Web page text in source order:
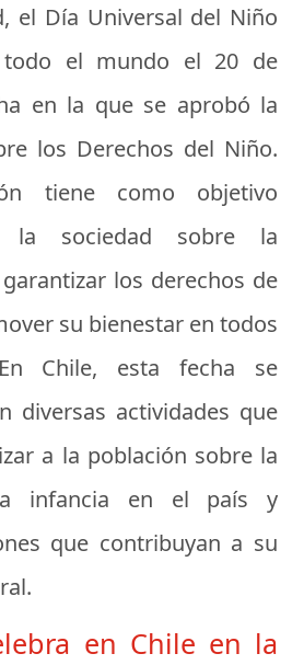
el Día Universal del Niño
el mundo el 20 de
en la que se aprobó la
los Derechos del Niño.
tiene como objetivo
la sociedad sobre la
los derechos de
su bienestar en todos
Chile, esta fecha se
diversas actividades que
a la población sobre la
infancia en el país y
que contribuyan a su
en Chile en la